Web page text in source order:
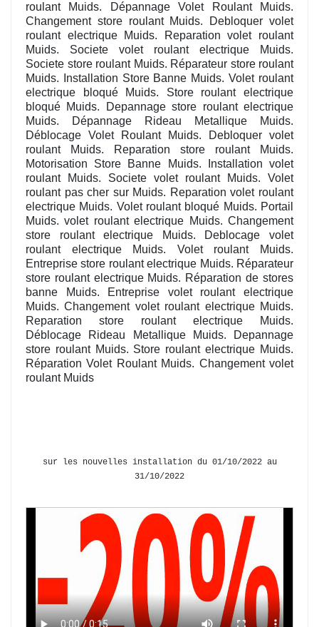
roulant Muids. Dépannage Volet Roulant Muids.
Changement store roulant Muids. Debloquer volet
roulant electrique Muids. Reparation volet roulant
Muids. Societe volet roulant electrique Muids.
Societe store roulant Muids. Réparateur store roulant
Muids. Installation Store Banne Muids. Volet roulant
electrique bloqué Muids. Store roulant electrique
bloqué Muids. Depannage store roulant electrique
Muids. Dépannage Rideau Metallique Muids.
Déblocage Volet Roulant Muids. Debloquer volet
roulant Muids. Reparation store roulant Muids.
Motorisation Store Banne Muids. Installation volet
roulant Muids. Societe volet roulant Muids. Volet
roulant pas cher sur Muids. Reparation volet roulant
electrique Muids. Volet roulant bloqué Muids. Portail
Muids. volet roulant electrique Muids. Changement
store roulant electrique Muids. Deblocage volet
roulant electrique Muids. Volet roulant Muids.
Entreprise store roulant electrique Muids. Réparateur
store roulant electrique Muids. Réparation de stores
banne Muids. Entreprise volet roulant electrique
Muids. Changement volet roulant electrique Muids.
Reparation store roulant electrique Muids.
Déblocage Rideau Metallique Muids. Depannage
store roulant Muids. Store roulant electrique Muids.
Réparation Volet Roulant Muids. Changement volet
roulant Muids
sur les nouvelles installation du 01/10/2022 au
31/10/2022